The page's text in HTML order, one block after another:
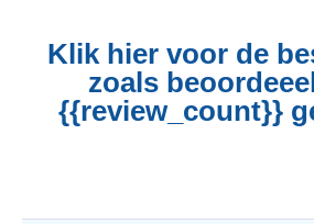
Klik hier voor de
zoals
{{review_count}}